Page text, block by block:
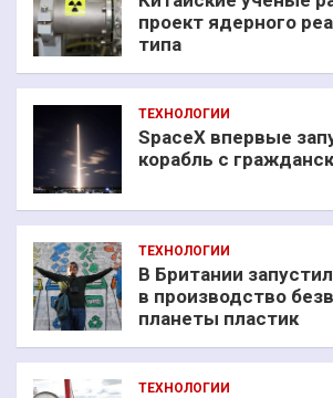
проект ядерного
типа
ТЕХНОЛОГИИ
SpaceX впервые
корабль с
ТЕХНОЛОГИИ
В Британии
в производство
планеты пластик
ТЕХНОЛОГИИ